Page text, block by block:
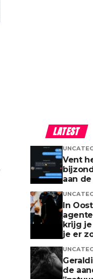
LATEST
Vent
aan
In
krijg
je er
de